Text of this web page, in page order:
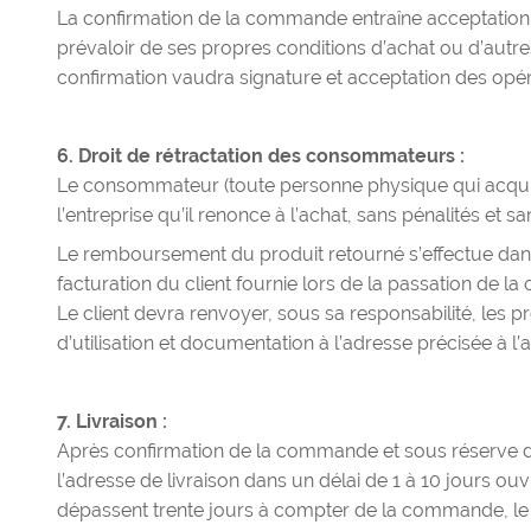
La confirmation de la commande entraîne
prévaloir de ses propres conditions d’achat ou
confirmation vaudra signature et acceptation des
6. Droit de rétractation des consommateurs :
Le consommateur (toute personne physique qui
l’entreprise qu’il renonce à l’achat, sans pénalités
Le remboursement du produit retourné s’effectue
facturation du client fournie lors de la passation de la
Le client devra renvoyer, sous sa responsabilité, les
d’utilisation et documentation à l’adresse précisée à
7. Livraison :
Après confirmation de la commande et sous réserve
l’adresse de livraison dans un délai de 1 à 10 jours
dépassent trente jours à compter de la commande,